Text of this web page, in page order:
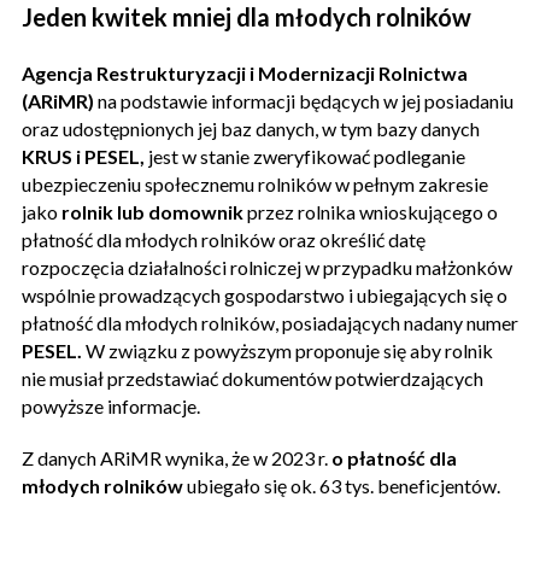
Jeden kwitek mniej dla młodych rolników
Agencja Restrukturyzacji i Modernizacji Rolnictwa
(ARiMR) na podstawie informacji będących w jej posiadaniu
oraz udostępnionych jej baz danych, w tym bazy danych
KRUS i PESEL, jest w stanie zweryfikować podleganie
ubezpieczeniu społecznemu rolników w pełnym zakresie
jako rolnik lub domownikprzez rolnika wnioskującego o
płatność dla młodych rolników oraz określić datę
rozpoczęcia działalności rolniczej w przypadku małżonków
wspólnie prowadzących gospodarstwo i ubiegających się o
płatność dla młodych rolników, posiadających nadany numer
PESEL.
W związku z powyższym proponuje się aby rolnik
nie musiał przedstawiać dokumentów potwierdzających
powyższe informacje.
Z danych ARiMR wynika, że w 2023 r. o płatność dla
młodych rolnikówubiegało się ok. 63 tys. beneficjentów.